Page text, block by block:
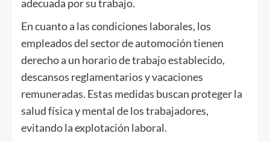
adecuada por su trabajo.
En cuanto a las condiciones laborales, los
empleados del sector de automoción tienen
derecho a un horario de trabajo establecido,
descansos reglamentarios y vacaciones
remuneradas. Estas medidas buscan proteger la
salud física y mental de los trabajadores,
evitando la explotación laboral.